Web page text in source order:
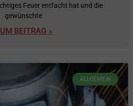
Feuer entfacht hat und die
gewünschte
BEITRAG »
ALLGEMEIN